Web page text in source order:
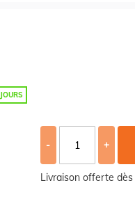
- +
Livraison offerte dès